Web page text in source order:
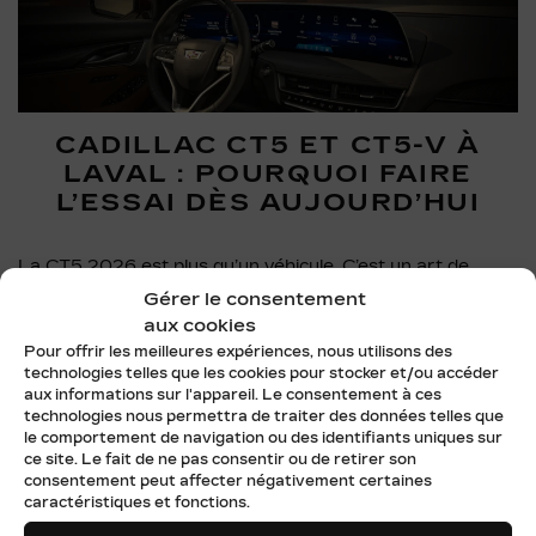
Gérer le consentement
aux cookies
Pour offrir les meilleures expériences, nous utilisons des
technologies telles que les cookies pour stocker et/ou accéder
aux informations sur l'appareil. Le consentement à ces
technologies nous permettra de traiter des données telles que
le comportement de navigation ou des identifiants uniques sur
ce site. Le fait de ne pas consentir ou de retirer son
consentement peut affecter négativement certaines
caractéristiques et fonctions.
CADILLAC CT5 ET CT5-V À
LAVAL : POURQUOI FAIRE
L’ESSAI DÈS AUJOURD’HUI
La CT5 2026 est plus qu’un véhicule. C’est un art de
vivre. Elle vous accompagne dans vos rendez-vous
professionnels, vous transporte avec élégance lors de
vos sorties, et vous fait vibrer dès que vous tournez la clé.
Ce n’est pas seulement une voiture qui vous amène d’un
point A à un point B. C’est une machine à créer des
moments.
ChezCadillac Laval, notre équipe vous attend pour vous
faire découvrir chaque facette de cette berline
d’exception. Laissez-vous guider à travers les différentes